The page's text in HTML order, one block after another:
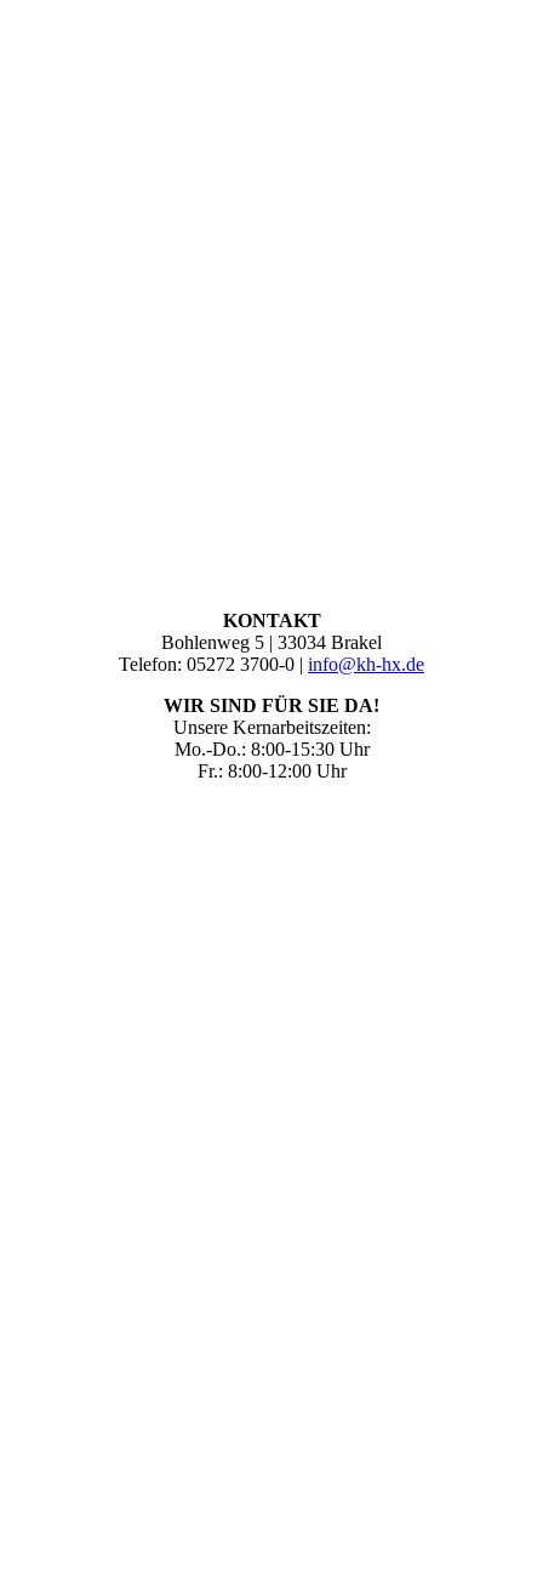
KONTAKT
Bohlenweg 5 | 33034 Brakel
Telefon: 05272 3700-0 | info@kh-hx.de
WIR SIND FÜR SIE DA!
Unsere Kernarbeitszeiten:
Mo.-Do.: 8:00-15:30 Uhr
Fr.: 8:00-12:00 Uhr